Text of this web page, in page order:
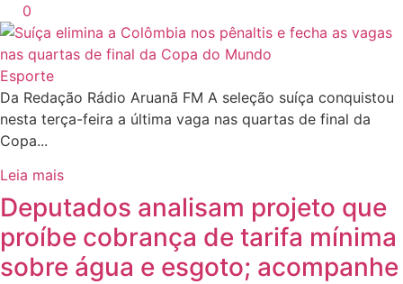
0
Esporte
Da Redação Rádio Aruanã FM A seleção suíça conquistou
nesta terça-feira a última vaga nas quartas de final da
Copa...
Leia mais
Deputados analisam projeto que
proíbe cobrança de tarifa mínima
sobre água e esgoto; acompanhe